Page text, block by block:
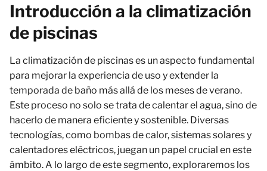
Introducción a la climatización
de piscinas
La climatización de piscinas es un aspecto fundamental
para mejorar la experiencia de uso y extender la
temporada de baño más allá de los meses de verano.
Este proceso no solo se trata de calentar el agua, sino de
hacerlo de manera eficiente y sostenible. Diversas
tecnologías, como bombas de calor, sistemas solares y
calentadores eléctricos, juegan un papel crucial en este
ámbito. A lo largo de este segmento, exploraremos los